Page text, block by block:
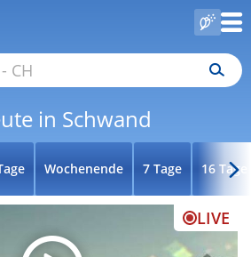
in Schwand
Wochenende 7 Tage 16 Tage
LIVE